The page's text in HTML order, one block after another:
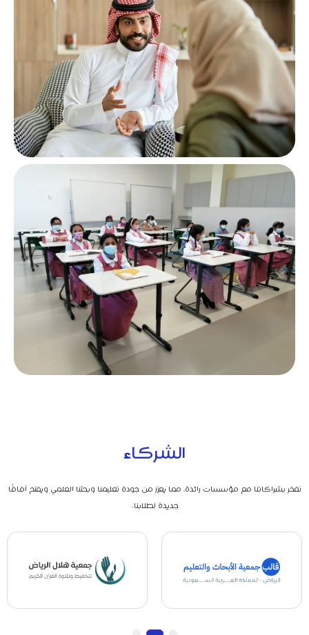
الشركاء
نفخر بشراكاتنا مع مؤسسات رائدة، مما يعزز من جودة تعليمنا وبحثنا العلمي ويفتح آفاقًا
جديدة لطلابنا.